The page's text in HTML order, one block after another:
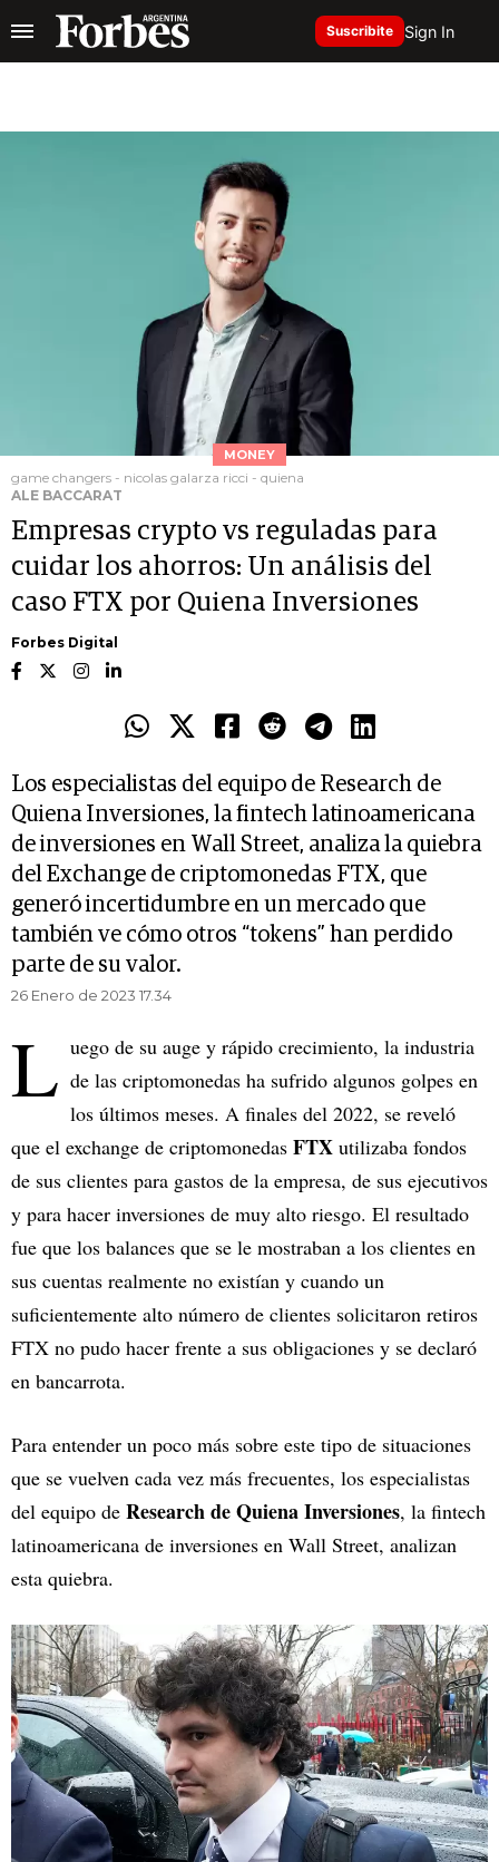
Suscribite Sign In
MONEY
game changers - nicolas galarza ricci - quiena
ALE BACCARAT
Empresas crypto vs reguladas para
cuidar los ahorros: Un análisis del
caso FTX por Quiena Inversiones
Forbes Digital
Los especialistas del equipo de Research de
Quiena Inversiones, la fintech latinoamericana
de inversiones en Wall Street, analiza la quiebra
del Exchange de criptomonedas FTX, que
generó incertidumbre en un mercado que
también ve cómo otros “tokens” han perdido
parte de su valor.
26 Enero de 2023 17.34
L uego de su auge y rápido crecimiento, la industria
de las criptomonedas ha sufrido algunos golpes en
los últimos meses. A finales del 2022, se reveló
que el exchange de criptomonedas FTX utilizaba fondos
de sus clientes para gastos de la empresa, de sus ejecutivos
y para hacer inversiones de muy alto riesgo. El resultado
fue que los balances que se le mostraban a los clientes en
sus cuentas realmente no existían y cuando un
suficientemente alto número de clientes solicitaron retiros
FTX no pudo hacer frente a sus obligaciones y se declaró
en bancarrota.
Para entender un poco más sobre este tipo de situaciones
que se vuelven cada vez más frecuentes, los especialistas
del equipo de Research de Quiena Inversiones, la fintech
latinoamericana de inversiones en Wall Street, analizan
esta quiebra.